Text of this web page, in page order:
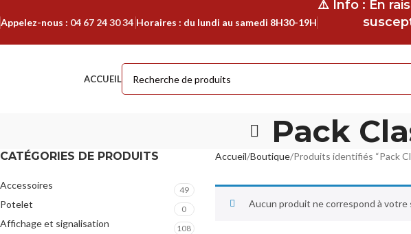
Appelez-nous : 04 67 24 30 34 Horaires : du lundi au samedi 8H30-19H
⚠️ Info : En
ACCUEIL
Pack
CATÉGORIES DE PRODUITS
Accessoires 49
Potelet 0
Affichage et signalisation 108
Accueil Boutique Produits identifiés “Pack
Aucun produit ne correspond à votre